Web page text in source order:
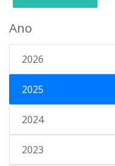
Ano
2026
2025
2024
2023